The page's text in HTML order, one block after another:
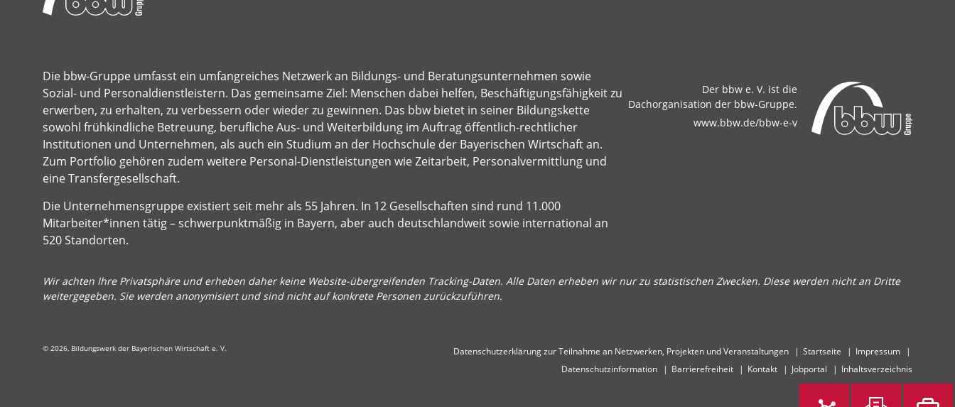
Die bbw-Gruppe umfasst ein umfangreiches Netzwerk an Bildungs- und Beratungsunternehmen sowie
Sozial- und Personaldienstleistern. Das gemeinsame Ziel: Menschen dabei helfen, Beschäftigungsfähigkeit zu
erwerben, zu erhalten, zu verbessern oder wieder zu gewinnen. Das bbw bietet in seiner Bildungskette
sowohl frühkindliche Betreuung, berufliche Aus- und Weiterbildung im Auftrag öffentlich-rechtlicher
Institutionen und Unternehmen, als auch ein Studium an der Hochschule der Bayerischen Wirtschaft an.
Zum Portfolio gehören zudem weitere Personal-Dienstleistungen wie Zeitarbeit, Personalvermittlung und
eine Transfergesellschaft.
Die Unternehmensgruppe existiert seit mehr als 55 Jahren. In 12 Gesellschaften sind rund 11.000
Mitarbeiter*innen tätig – schwerpunktmäßig in Bayern, aber auch deutschlandweit sowie international an
520 Standorten.
Der bbw e. V. ist die
Dachorganisation der bbw-Gruppe.
www.bbw.de/bbw-e-v
Wir achten Ihre Privatsphäre und erheben daher keine Website-übergreifenden Tracking-Daten. Alle Daten erheben wir nur zu statistischen Zwecken. Diese werden nicht an Dritte
weitergegeben. Sie werden anonymisiert und sind nicht auf konkrete Personen zurückzuführen.
© 2026, Bildungswerk der Bayerischen Wirtschaft e. V. Datenschutzerklärung zur Teilnahme an Netzwerken, Projekten und Veranstaltungen Startseite
Impressum
Datenschutzinformation
Barrierefreiheit Kontakt Jobportal Inhaltsverzeichnis